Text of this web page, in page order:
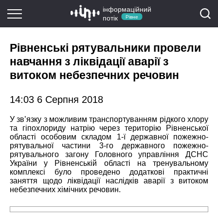
інформаційний
потік
Рівне
Рівненські рятувальники провели
навчання з ліквідації аварії з
витоком небезпечних речовин
14:03 6 Серпня 2018
У зв’язку з можливим транспортуванням рідкого хлору
та гіпохлориду натрію через територію Рівненської
області особовим складом 1-ї державної пожежно-
рятувальної частини 3-го державного пожежно-
рятувального загону Головного управління ДСНС
України у Рівненській області на тренувальному
комплексі було проведено додаткові практичні
заняття щодо ліквідації наслідків аварії з витоком
небезпечних хімічних речовин.